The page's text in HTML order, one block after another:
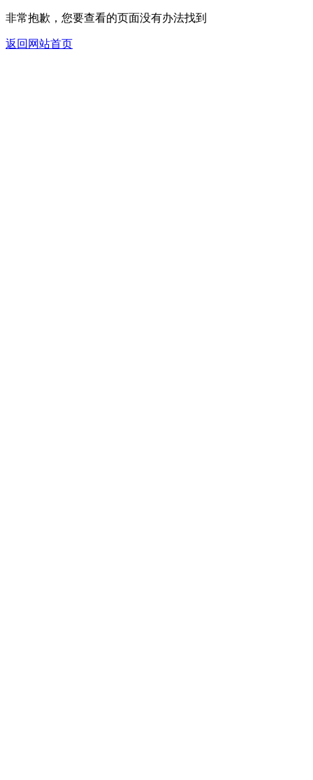
非常抱歉，您要查看的页面没有办法找到
返回网站首页